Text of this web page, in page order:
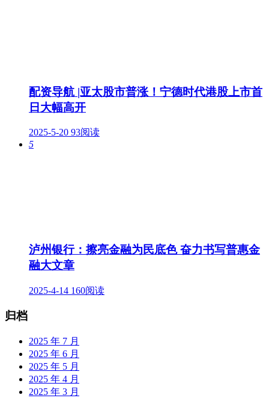
配资导航 |亚太股市普涨！宁德时代港股上市首
日大幅高开
2025-5-20 93阅读
5
泸州银行：擦亮金融为民底色 奋力书写普惠金
融大文章
2025-4-14 160阅读
归档
2025 年 7 月
2025 年 6 月
2025 年 5 月
2025 年 4 月
2025 年 3 月